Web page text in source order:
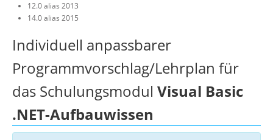
12.0 alias 2013
14.0 alias 2015
Individuell anpassbarer
Programmvorschlag/Lehrplan für
das Schulungsmodul Visual Basic
.NET-Aufbauwissen